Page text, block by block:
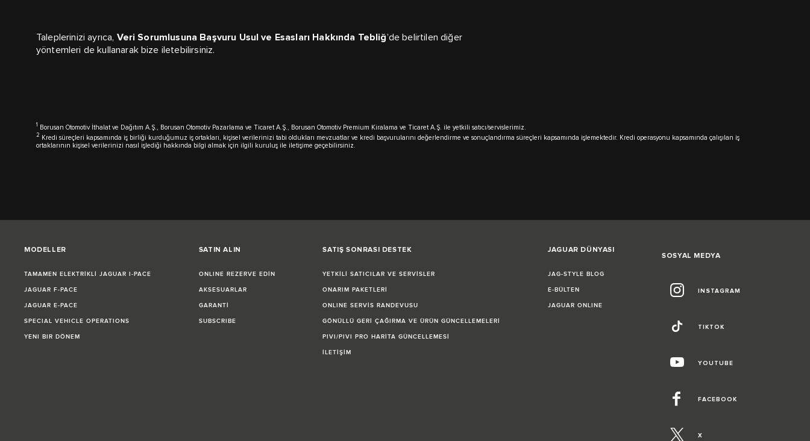
Taleplerinizi ayrıca, Veri Sorumlusuna Başvuru Usul ve Esasları Hakkında Tebliğ’de belirtilen diğer
yöntemleri de kullanarak bize iletebilirsiniz.
1 Borusan Otomotiv İthalat ve Dağıtım A.Ş., Borusan Otomotiv Pazarlama ve Ticaret A.Ş., Borusan Otomotiv Premium Kiralama ve Ticaret A.Ş. ile yetkili satıcı/servislerimiz.
2 Kredi süreçleri kapsamında iş birliği kurduğumuz iş ortakları, kişisel verilerinizi tabi oldukları mevzuatlar ve kredi başvurularını değerlendirme ve sonuçlandırma süreçleri kapsamında işlemektedir. Kredi operasyonu kapsamında çalışılan iş
ortaklarının kişisel verilerinizi nasıl işlediği hakkında bilgi almak için ilgili kuruluş ile iletişime geçebilirsiniz.
MODELLER
TAMAMEN ELEKTRİKLİ JAGUAR I‑PACE
JAGUAR F‑PACE
JAGUAR E‑PACE
SPECIAL VEHICLE OPERATIONS
YENI BIR DÖNEM
SATIN ALIN
ONLINE REZERVE EDİN
AKSESUARLAR
GARANTİ
SUBSCRIBE
SATIŞ SONRASI DESTEK
YETKİLİ SATICILAR VE SERVİSLER
ONARIM PAKETLERİ
ONLINE SERVİS RANDEVUSU
GÖNÜLLÜ GERİ ÇAĞIRMA VE ÜRÜN GÜNCELLEMELERİ
PIVI/PIVI PRO HARİTA GÜNCELLEMESİ
İLETİŞİM
JAGUAR DÜNYASI
JAG-STYLE BLOG
E-BÜLTEN
JAGUAR ONLINE
SOSYAL MEDYA
INSTAGRAM
TIKTOK
YOUTUBE
FACEBOOK
X